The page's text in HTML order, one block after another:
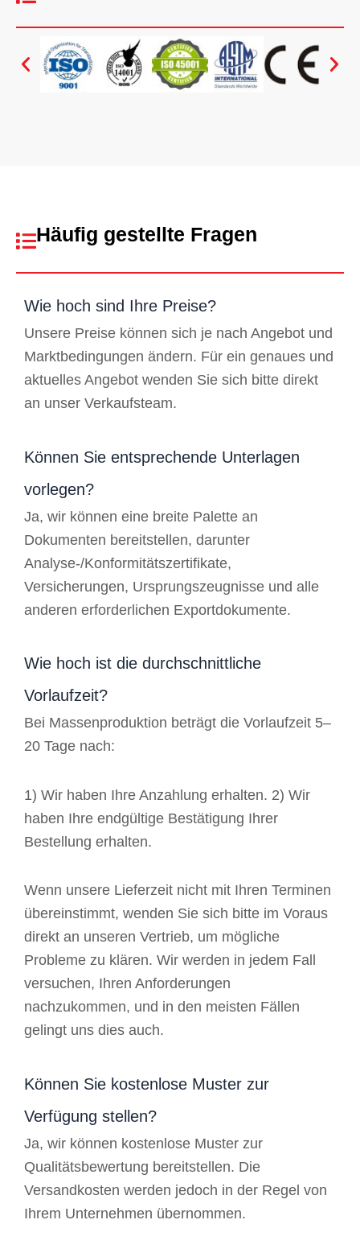
Häufig gestellte Fragen
Wie hoch sind Ihre Preise?
Unsere Preise können sich je nach Angebot und
Marktbedingungen ändern. Für ein genaues und
aktuelles Angebot wenden Sie sich bitte direkt
an unser Verkaufsteam.
Können Sie entsprechende Unterlagen
vorlegen?
Ja, wir können eine breite Palette an
Dokumenten bereitstellen, darunter
Analyse-/Konformitätszertifikate,
Versicherungen, Ursprungszeugnisse und alle
anderen erforderlichen Exportdokumente.
Wie hoch ist die durchschnittliche
Vorlaufzeit?
Bei Massenproduktion beträgt die Vorlaufzeit 5–
20 Tage nach:
1) Wir haben Ihre Anzahlung erhalten. 2) Wir
haben Ihre endgültige Bestätigung Ihrer
Bestellung erhalten.
Wenn unsere Lieferzeit nicht mit Ihren Terminen
übereinstimmt, wenden Sie sich bitte im Voraus
direkt an unseren Vertrieb, um mögliche
Probleme zu klären. Wir werden in jedem Fall
versuchen, Ihren Anforderungen
nachzukommen, und in den meisten Fällen
gelingt uns dies auch.
Können Sie kostenlose Muster zur
Verfügung stellen?
Ja, wir können kostenlose Muster zur
Qualitätsbewertung bereitstellen. Die
Versandkosten werden jedoch in der Regel von
Ihrem Unternehmen übernommen.